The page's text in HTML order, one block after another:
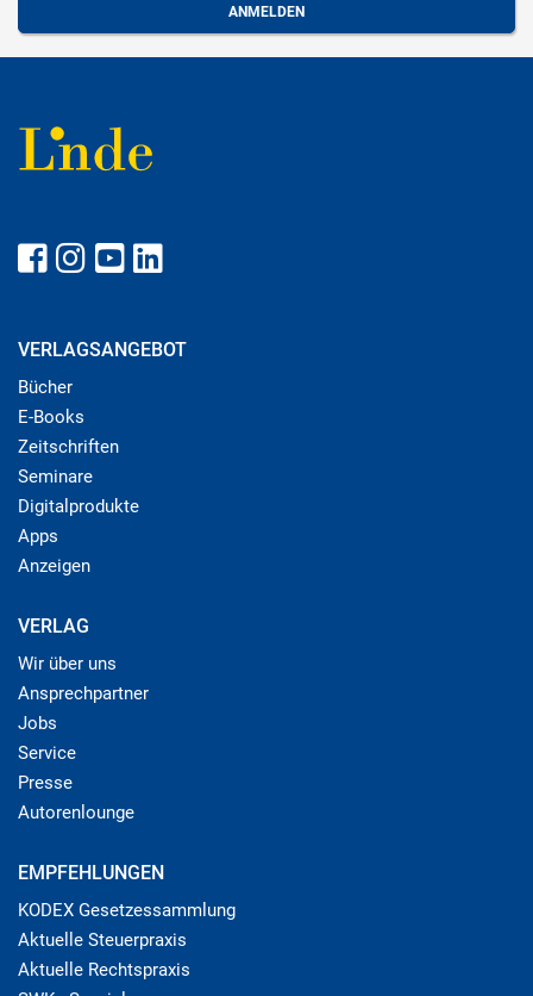
VERLAGSANGEBOT
Bücher
E-Books
Zeitschriften
Seminare
Digitalprodukte
Apps
Anzeigen
VERLAG
Wir über uns
Ansprechpartner
Jobs
Service
Presse
Autorenlounge
EMPFEHLUNGEN
KODEX Gesetzessammlung
Aktuelle Steuerpraxis
Aktuelle Rechtspraxis